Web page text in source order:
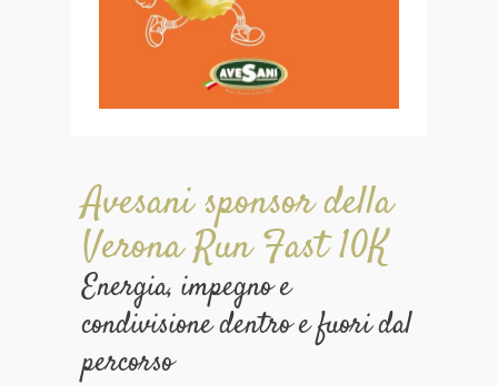
Avesani sponsor della
Verona Run Fast 10K
Energia, impegno e
condivisione dentro e fuori dal
percorso